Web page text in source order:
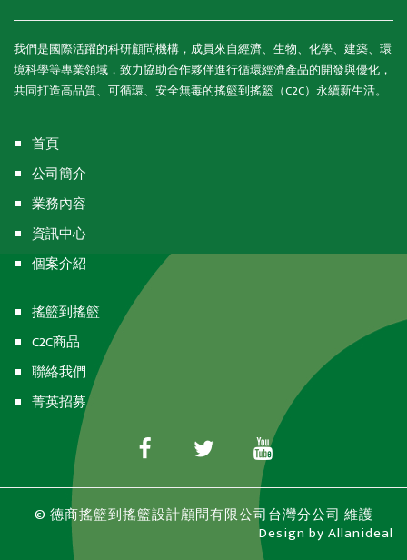
我們是國際活躍的科研顧問機構，成員來自經濟、生物、化學、建築、環
境科學等專業領域，致力協助合作夥伴進行循環經濟產品的開發與優化，
共同打造高品質、可循環、安全無毒的搖籃到搖籃（C2C）永續新生活。
首頁
公司簡介
業務內容
資訊中心
個案介紹
搖籃到搖籃
C2C商品
聯絡我們
菁英招募
© 德商搖籃到搖籃設計顧問有限公司台灣分公司 維護
Design by Allanideal